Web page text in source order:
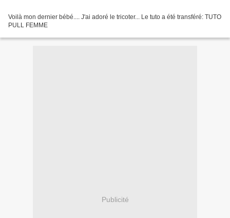
Voilà mon dernier bébé.... J'ai adoré le tricoter... Le tuto a été transféré: TUTO
PULL FEMME
Publicité